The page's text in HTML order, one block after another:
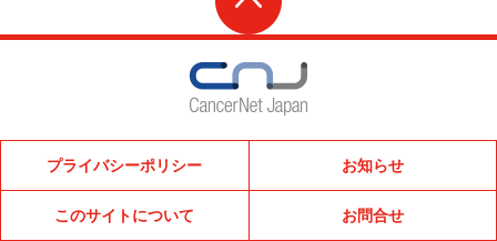
プライバシーポリシー お知らせ
このサイトについて お問合せ